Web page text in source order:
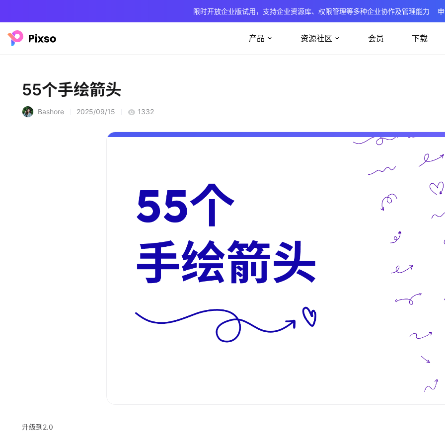
限时开放企业版试用，支持企业资源库、权限管理等多种企业协作及管理能力
产品 资源社区 会员 下载
55个手绘箭头
Bashore 2025/09/15 1332
升级到2.0